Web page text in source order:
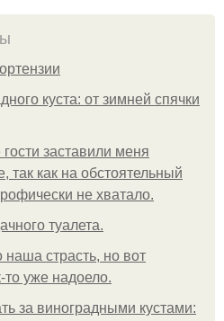
куста: от зимней спячки
заставили меня
так как на обстоятельный
не хватало.
туалета.
страсть, но вот
то уже надоело.
за виноградными кустами: